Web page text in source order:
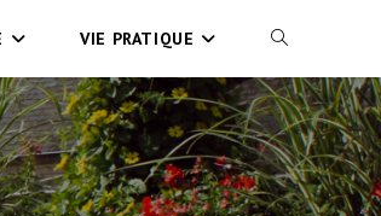
VIE PRATIQUE TOGGLE
WEBSITE
SEARCH